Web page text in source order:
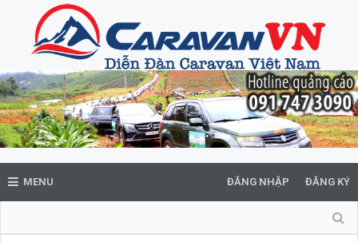
MENU ĐĂNG NHẬP ĐĂNG KÝ